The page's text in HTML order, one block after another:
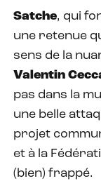
Satche, qui
une retenue
sens de la
Valentin
pas dans la
une belle
projet
et à la
(bien) frappé.